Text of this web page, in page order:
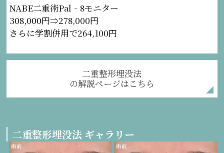
NABE二重術Pal‐8モニター
308,000円⇒278,000円
さらに学割併用で264,100円
二重整形埋没法
の解説ページはこちら
二重整形埋没法 ギャラリー